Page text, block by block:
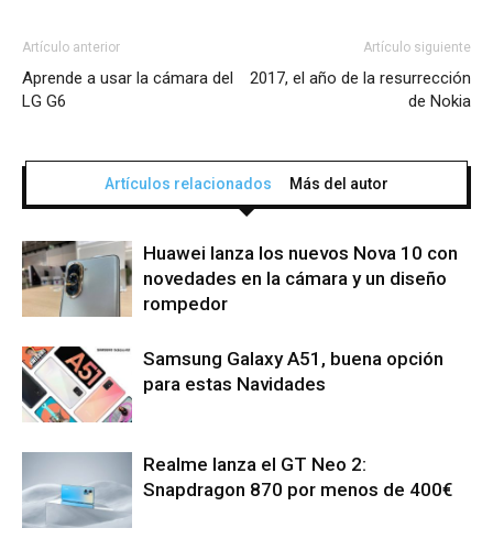
Artículo anterior
Aprende a usar la cámara del
LG G6
Artículo siguiente
2017, el año de la resurrección
de Nokia
Artículos relacionados Más del autor
Huawei lanza los nuevos Nova 10 con
novedades en la cámara y un diseño
rompedor
Samsung Galaxy A51, buena opción
para estas Navidades
Realme lanza el GT Neo 2:
Snapdragon 870 por menos de 400€